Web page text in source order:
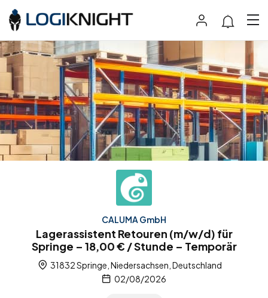
CALUMA GmbH
Lagerassistent Retouren (m/w/d) für
Springe – 18,00 € / Stunde – Temporär
31832 Springe, Niedersachsen, Deutschland
02/08/2026